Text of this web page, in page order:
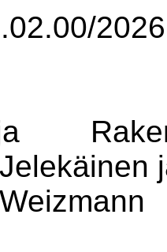
2026
Jelekäinen
Weizmann